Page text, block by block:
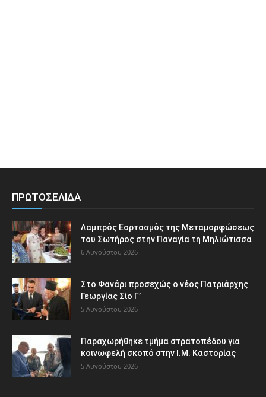
ΠΡΩΤΟΣΕΛΙΔΑ
Λαμπρός Εορτασμός της Μεταμορφώσεως
του Σωτήρος στην Παναγία τη Μηλιώτισσα
6 Αυγούστου 2026
Στο Φανάρι προσεχώς ο νέος Πατριάρχης
Γεωργίας Σίο Γ’
5 Αυγούστου 2026
Παραχωρήθηκε τμήμα στρατοπέδου για
κοινωφελή σκοπό στην Ι.Μ. Καστορίας
5 Αυγούστου 2026